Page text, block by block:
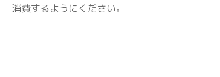
消費するようにください。